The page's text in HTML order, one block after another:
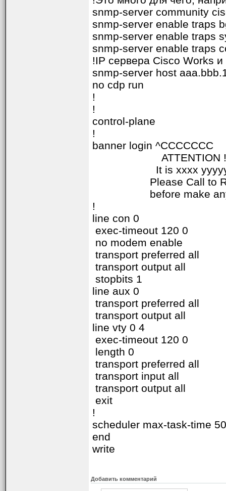
snmp-server community
snmp-server enable traps
snmp-server enable traps
snmp-server enable traps
!IP сервера Cisco Works
snmp-server host
no cdp run
!
!
control-plane
!
banner login ^CCCCCCC
ATTENTION
It is xxxx yyyyyy
Please Call to RIC
before make any
!
line con 0
exec-timeout 120 0
no modem enable
transport preferred all
transport output all
stopbits 1
line aux 0
transport preferred all
transport output all
line vty 0 4
exec-timeout 120 0
length 0
transport preferred all
transport input all
transport output all
exit
!
scheduler max-task-time
end
write
Добавить комментарий